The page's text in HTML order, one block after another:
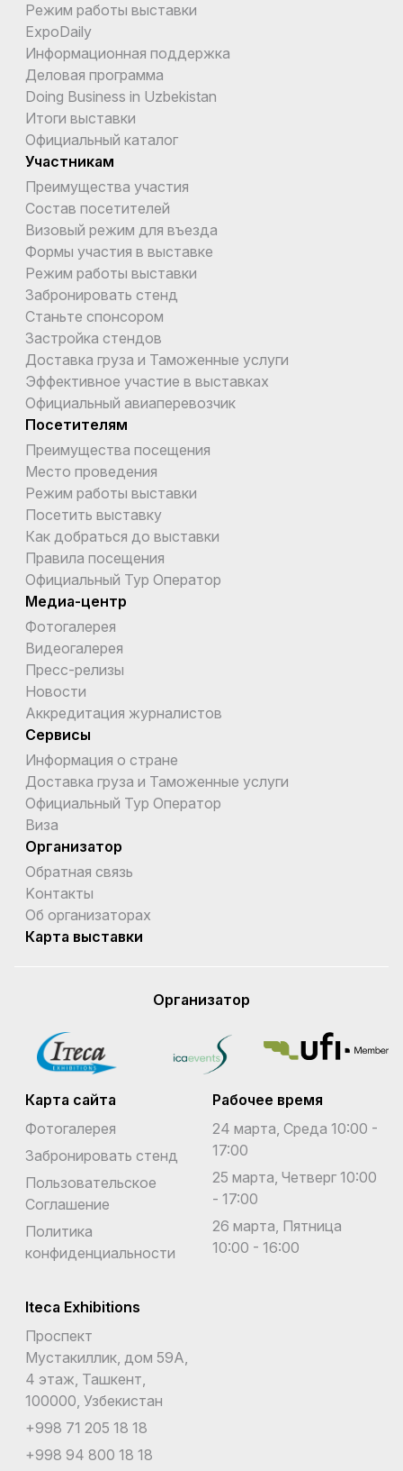
Режим работы выставки
ExpoDaily
Информационная поддержка
Деловая программа
Doing Business in Uzbekistan
Итоги выставки
Официальный каталог
Участникам
Преимущества участия
Состав посетителей
Визовый режим для въезда
Формы участия в выставке
Режим работы выставки
Забронировать стенд
Станьте спонсором
Застройка стендов
Доставка груза и Таможенные услуги
Эффективное участие в выставках
Официальный авиаперевозчик
Посетителям
Преимущества посещения
Место проведения
Режим работы выставки
Посетить выставку
Как добраться до выставки
Правила посещения
Официальный Тур Оператор
Медиа-центр
Фотогалерея
Видеогалерея
Пресс-релизы
Новости
Аккредитация журналистов
Сервисы
Информация о стране
Доставка груза и Таможенные услуги
Официальный Тур Оператор
Виза
Организатор
Обратная связь
Kонтакты
Об организаторах
Карта выставки
Организатор
Карта сайта
Фотогалерея
Забронировать стенд
Пользовательское
Соглашение
Политика
конфиденциальности
Рабочее время
24 марта, Среда 10:00 -
17:00
25 марта, Четверг 10:00
- 17:00
26 марта, Пятница
10:00 - 16:00
Iteca Exhibitions
Проспект
Мустакиллик, дом 59А,
4 этаж, Ташкент,
100000, Узбекистан
+998 71 205 18 18
+998 94 800 18 18